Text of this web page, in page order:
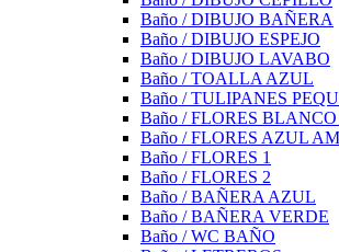
Baño / DIBUJO BAÑERA
Baño / DIBUJO ESPEJO
Baño / DIBUJO LAVABO
Baño / TOALLA AZUL
Baño / TULIPANES
Baño / FLORES
Baño / FLORES AZUL
Baño / FLORES 1
Baño / FLORES 2
Baño / BAÑERA AZUL
Baño / BAÑERA VERDE
Baño / WC BAÑO